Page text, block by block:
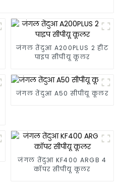
जंगल तेंदुआ A200PLUS 2 हीट
पाइप सीपीयू कूलर
जंगल तेंदुआ A50 सीपीयू कूलर
जंगल तेंदुआ KF400 ARGB 4
कॉपर सीपीयू कूलर